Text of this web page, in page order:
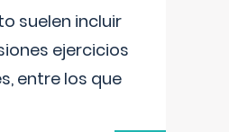
suelen incluir
ejercicios
entre los que